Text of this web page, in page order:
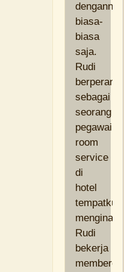
biasa-
biasa
saja.
Rudi
berperan
sebagai
seorang
pegawai
room
service
di
hotel
tempatku
menginap.
Rudi
bekerja